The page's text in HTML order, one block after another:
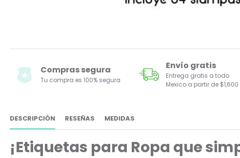
Compras segura
Tu compra es 100% segura
Envío gratis
Entrega gratis a todo
Mexico a partir de $1,600
DESCRIPCIÓN RESEÑAS MEDIDAS
¡Etiquetas para Ropa que